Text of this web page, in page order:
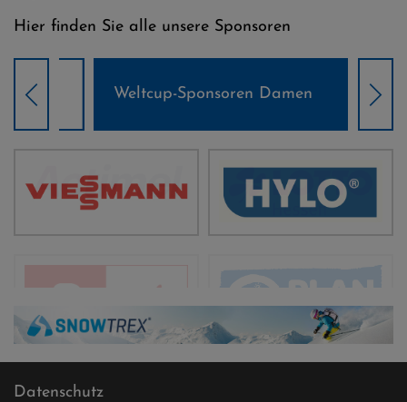
Hier finden Sie alle unsere Sponsoren
Weltcup-Sponsoren Damen